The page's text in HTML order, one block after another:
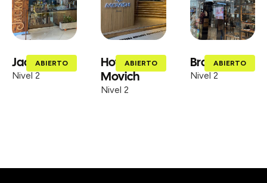
Jackman
Nivel 2
ABIERTO
Hotel
Movich
Nivel 2
ABIERTO Brahma
Nivel 2
ABIERTO